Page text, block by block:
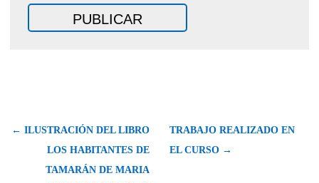
← ILUSTRACIÓN DEL LIBRO
LOS HABITANTES DE
TAMARÁN DE MARIA
TRABAJO REALIZADO EN
EL CURSO →